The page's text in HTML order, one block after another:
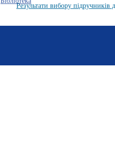
Результати вибору